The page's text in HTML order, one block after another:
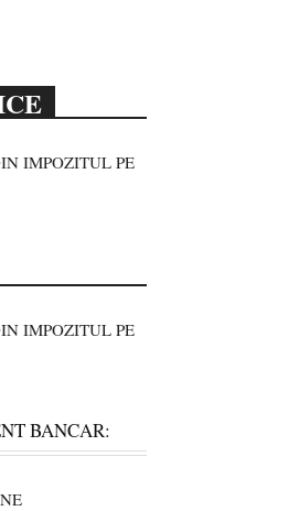
IMPOZITUL PE
IMPOZITUL PE
BANCAR: